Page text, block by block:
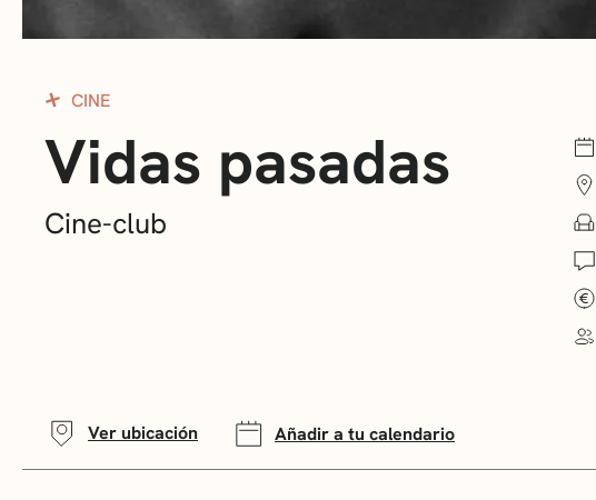
CINE
Vidas pasadas
Cine-club
Ver ubicación Añadir a tu calendario